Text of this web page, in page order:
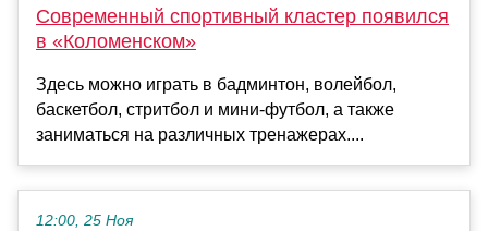
Современный спортивный кластер появился
в «Коломенском»
Здесь можно играть в бадминтон, волейбол,
баскетбол, стритбол и мини-футбол, а также
заниматься на различных тренажерах....
12:00, 25 Ноя